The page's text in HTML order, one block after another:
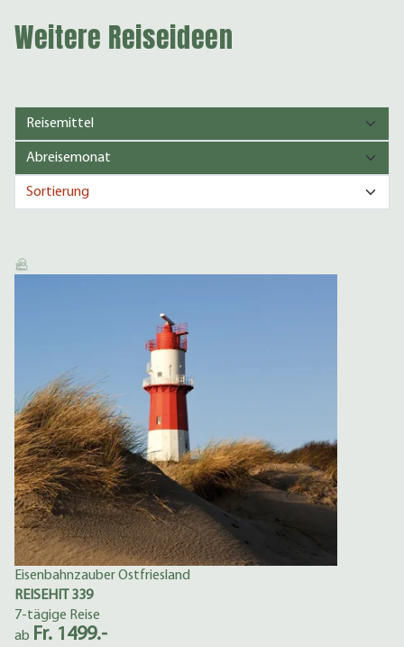
Weitere Reiseideen
Eisenbahnzauber Ostfriesland
REISEHIT 339
7-tägige Reise
ab Fr. 1499.-